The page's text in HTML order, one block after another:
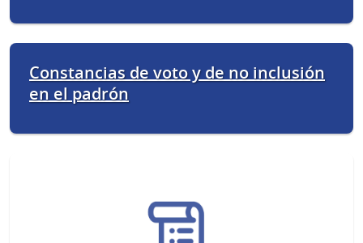
Constancias de voto y de no inclusión
en el padrón